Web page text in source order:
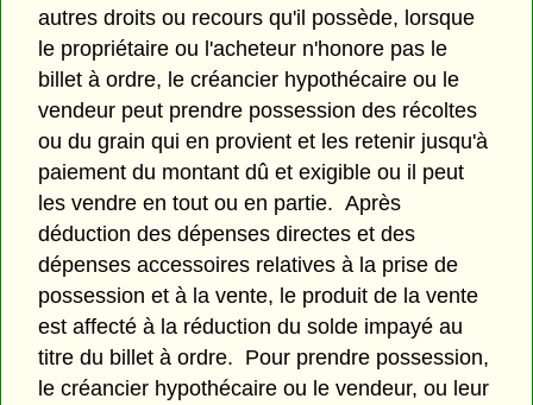
autres droits ou recours qu'il possède, lorsque
le propriétaire ou l'acheteur n'honore pas le
billet à ordre, le créancier hypothécaire ou le
vendeur peut prendre possession des récoltes
ou du grain qui en provient et les retenir jusqu'à
paiement du montant dû et exigible ou il peut
les vendre en tout ou en partie. Après
déduction des dépenses directes et des
dépenses accessoires relatives à la prise de
possession et à la vente, le produit de la vente
est affecté à la réduction du solde impayé au
titre du billet à ordre. Pour prendre possession,
le créancier hypothécaire ou le vendeur, ou leur